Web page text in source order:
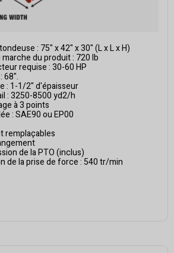
: 75" x 42" x 30" (L x L x H)
du produit : 720 lb
requise : 30-60 HP
68".
: 1-1/2" d'épaisseur
: 3250-8500 yd2/h
à 3 points
: SAE90 ou EP00
remplaçables
de la PTO (inclus)
de la prise de force : 540 tr/min